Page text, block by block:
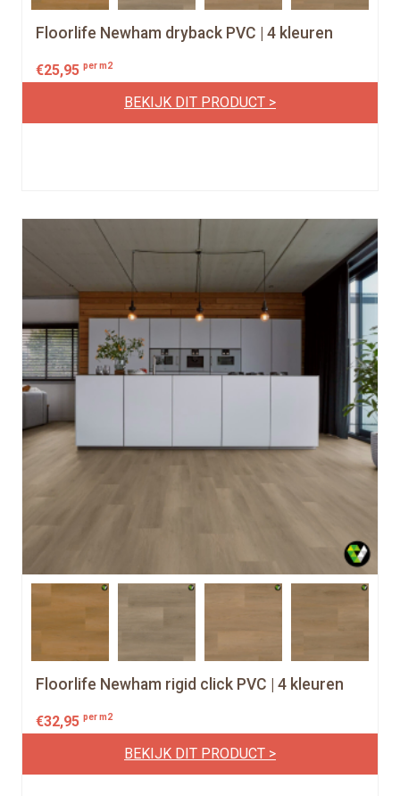
Floorlife Newham dryback PVC | 4 kleuren
€25,95 per m2
BEKIJK DIT PRODUCT >
Floorlife Newham rigid click PVC | 4 kleuren
€32,95 per m2
BEKIJK DIT PRODUCT >